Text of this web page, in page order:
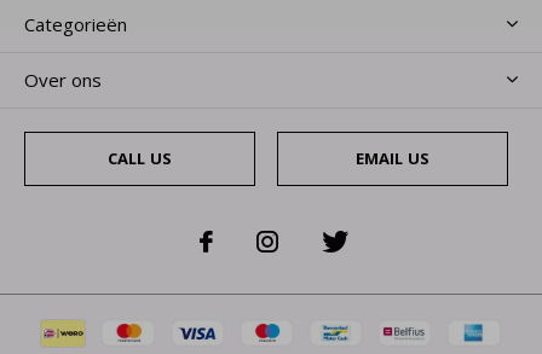
Categorieën
Over ons
CALL US EMAIL US